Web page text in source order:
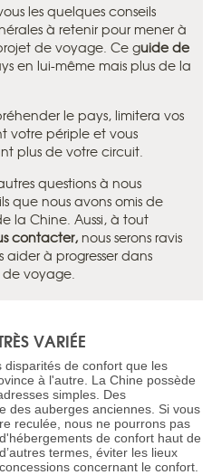
les quelques conseils
à retenir pour mener à
de voyage. Ce guide de
en lui-même mais plus de la
le pays, limitera vos
votre périple et vous
plus de votre circuit.
questions à nous
que nous avons omis de
la Chine. Aussi, à tout
contacter, nous serons ravis
à progresser dans
voyage.
VARIÉE
de confort que les
à l'autre. La Chine possède
simples. Des
des auberges anciennes. Si vous
reculée, nous ne pourrons pas
de confort haut de
termes, éviter les lieux
concernant le confort.